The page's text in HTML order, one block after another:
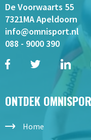
De Voorwaarts 55
7321MA Apeldoorn
info@omnisport.nl
088 - 9000 390
ONTDEK
Home